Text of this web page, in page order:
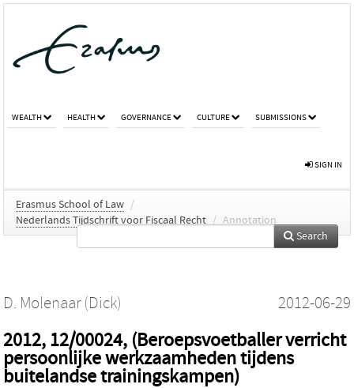
WEALTH HEALTH GOVERNANCE CULTURE SUBMISSIONS
SIGN IN
Erasmus School of Law /
Nederlands Tijdschrift voor Fiscaal Recht / Annotation
Search
D. Molenaar (Dick) 2012-06-29
2012, 12/00024, (Beroepsvoetballer verricht
persoonlijke werkzaamheden tijdens
buitelandse trainingskampen)